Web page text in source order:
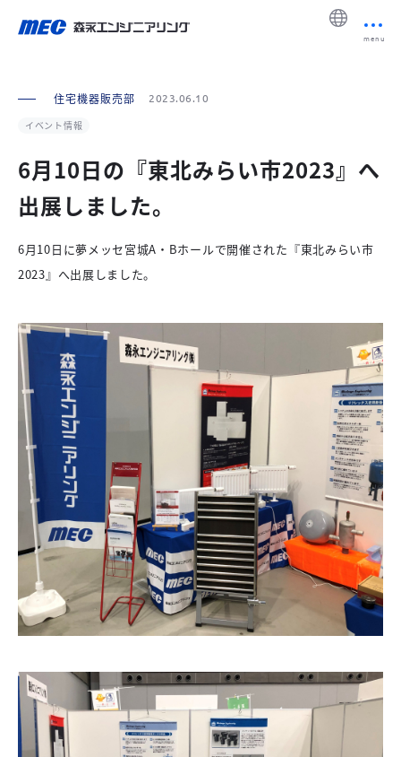
住宅機器販売部 2023.06.10
イベント情報
6月10日の『東北みらい市2023』へ
出展しました。
6月10日に夢メッセ宮城A・Bホールで開催された『東北みらい市
2023』へ出展しました。
menu